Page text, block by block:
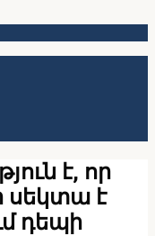
է, որ
սեկտա է
դեպի